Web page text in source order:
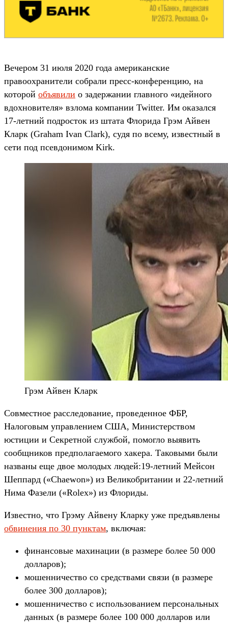
Вечером 31 июля 2020 года американские
правоохранители собрали пресс-конференцию, на
которой объявили о задержании главного «идейного
вдохновителя» взлома компании Twitter. Им оказался
17-летний подросток из штата Флорида Грэм Айвен
Кларк (Graham Ivan Clark), судя по всему, известный в
сети под псевдонимом Kirk.
Грэм Айвен Кларк
Совместное расследование, проведенное ФБР,
Налоговым управлением США, Министерством
юстиции и Секретной службой, помогло выявить
сообщников предполагаемого хакера. Таковыми были
названы еще двое молодых людей:19-летний Мейсон
Шеппард («Chaewon») из Великобритании и 22-летний
Нима Фазели («Rolex») из Флориды.
Известно, что Грэму Айвену Кларку уже предъявлены
обвинения по 30 пунктам, включая:
финансовые махинации (в размере более 50 000
долларов);
мошенничество со средствами связи (в размере
более 300 долларов);
мошенничество с использованием персональных
данных (в размере более 100 000 долларов или